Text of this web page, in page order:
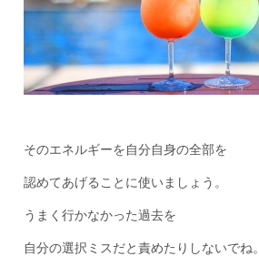
そのエネルギーを自分自身の全部を
認めてあげることに使いましょう。
うまく行かなかった過去を
自分の選択ミスだと責めたりしないでね。